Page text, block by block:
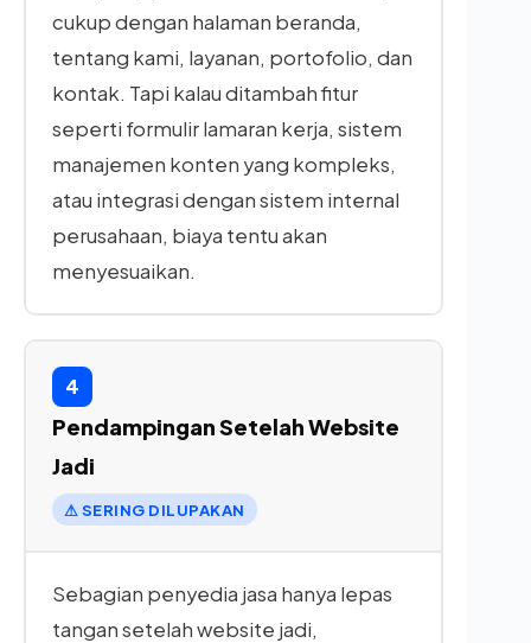
cukup dengan halaman beranda,
tentang kami, layanan, portofolio, dan
kontak. Tapi kalau ditambah fitur
seperti formulir lamaran kerja, sistem
manajemen konten yang kompleks,
atau integrasi dengan sistem internal
perusahaan, biaya tentu akan
menyesuaikan.
4
Pendampingan Setelah Website
Jadi
⚠ SERING DILUPAKAN
Sebagian penyedia jasa hanya lepas
tangan setelah website jadi,